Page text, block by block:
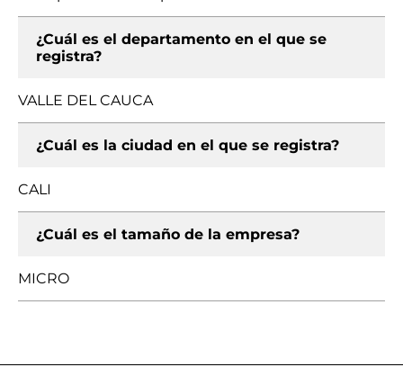
¿Cuál es el departamento en el que se
registra?
VALLE DEL CAUCA
¿Cuál es la ciudad en el que se registra?
CALI
¿Cuál es el tamaño de la empresa?
MICRO